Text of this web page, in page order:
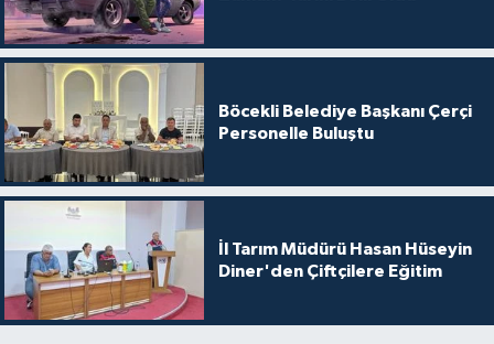
Böcekli Belediye Başkanı Çerçi
Personelle Buluştu
İl Tarım Müdürü Hasan Hüseyin
Diner'den Çiftçilere Eğitim